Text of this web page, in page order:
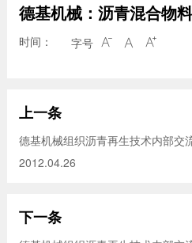
视频中心 集装箱模块式沥青混合料搅拌设备
拖挂式沥青混合料搅拌设备
德基机械：沥青混合物
时间： 字号   
上一条
德基机械组织沥青再生技术内部交
2012.04.26
下一条